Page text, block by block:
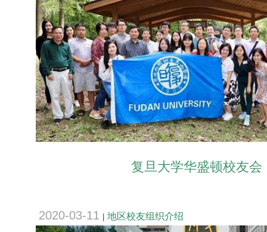
复旦大学华盛顿校友会
2020-03-11 地区校友组织介绍